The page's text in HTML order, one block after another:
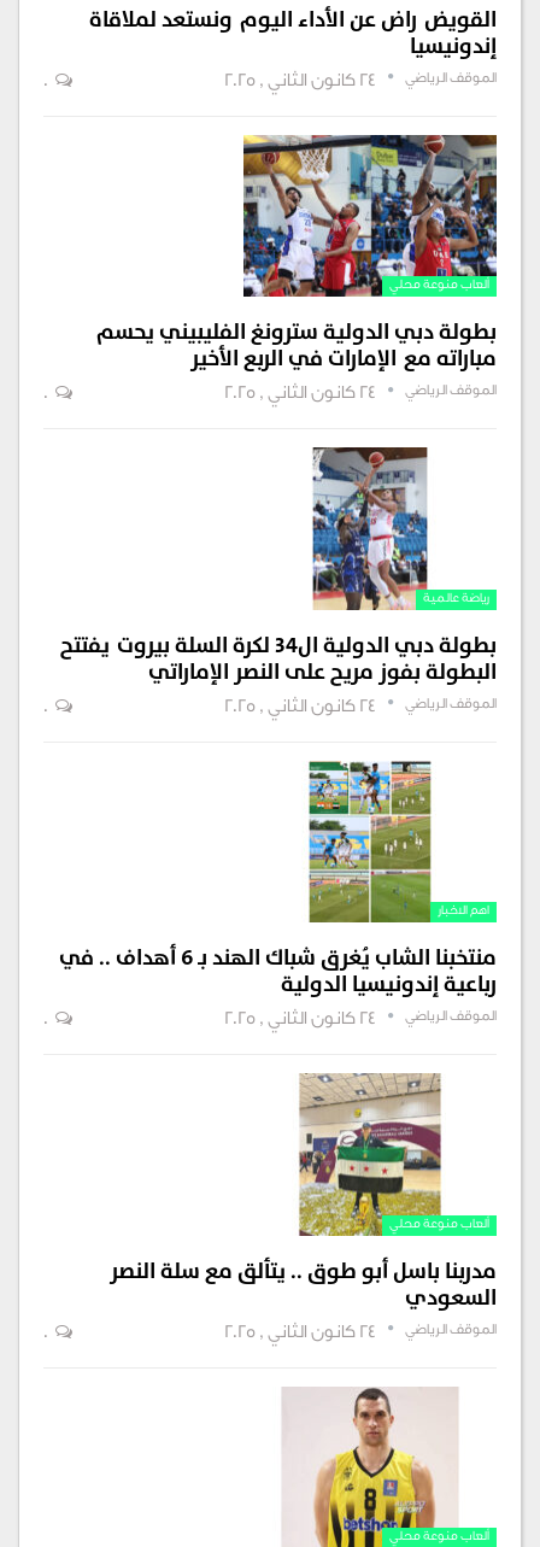
القويض راض عن الأداء اليوم ونستعد لملاقاة
إندونيسيا
الموقف الرياضي 24 كانون الثاني , 2025 0
ألعاب منوعة محلي
بطولة دبي الدولية سترونغ الفليبيني يحسم
مباراته مع الإمارات في الربع الأخير
الموقف الرياضي 24 كانون الثاني , 2025 0
رياضة عالمية
بطولة دبي الدولية ال٣٤ لكرة السلة بيروت يفتتح
البطولة بفوز مريح على النصر الإماراتي
الموقف الرياضي 24 كانون الثاني , 2025 0
اهم الاخبار
منتخبنا الشاب يُغرق شباك الهند بـ 6 أهداف .. في
رباعية إندونيسيا الدولية
الموقف الرياضي 24 كانون الثاني , 2025 0
ألعاب منوعة محلي
مدربنا باسل أبو طوق .. يتألق مع سلة النصر
السعودي
الموقف الرياضي 24 كانون الثاني , 2025 0
ألعاب منوعة محلي